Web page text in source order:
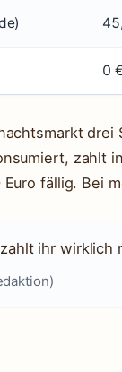
0
zahlt
fällig. Bei
ihr wirklich